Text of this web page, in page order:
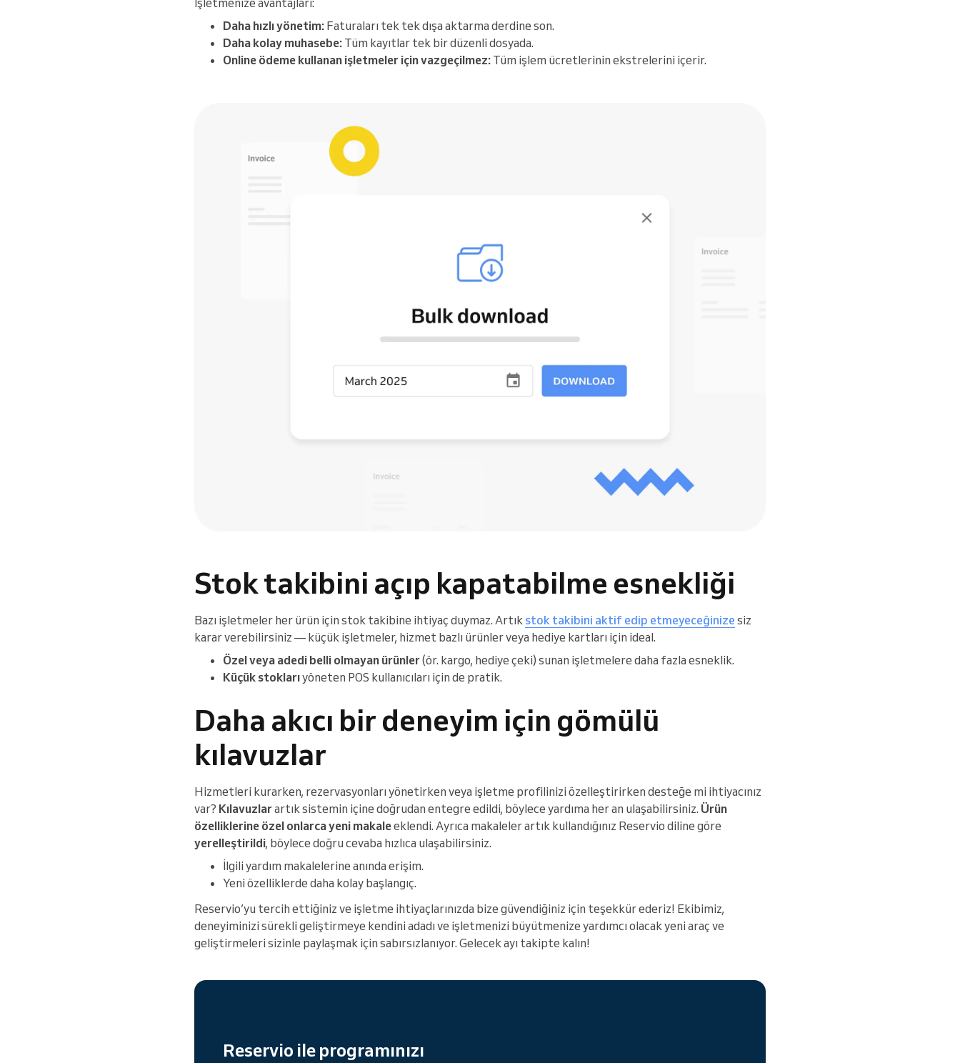
Daha hızlı yönetim: Faturaları tek tek dışa aktarma derdine son.
Daha kolay muhasebe: Tüm kayıtlar tek bir düzenli dosyada.
Online ödeme kullanan işletmeler için vazgeçilmez: Tüm işlem ücretlerinin ekstrelerini içerir.
Stok takibini açıp kapatabilme esnekliği
Bazı işletmeler her ürün için stok takibine ihtiyaç duymaz. Artık stok takibini aktif edip etmeyeceğinize siz
karar verebilirsiniz — küçük işletmeler, hizmet bazlı ürünler veya hediye kartları için ideal.
Özel veya adedi belli olmayan ürünler(ör. kargo, hediye çeki) sunan işletmelere daha fazla esneklik.
Küçük stoklarıyöneten POS kullanıcıları için de pratik.
Daha akıcı bir deneyim için gömülü
kılavuzlar
Hizmetleri kurarken, rezervasyonları yönetirken veya işletme profilinizi özelleştirirken desteğe mi ihtiyacınız
var? Kılavuzlarartık sistemin içine doğrudan entegre edildi, böylece yardıma her an ulaşabilirsiniz. Ürün
özelliklerine özel onlarca yeni makaleeklendi. Ayrıca makaleler artık kullandığınız Reservio diline göre
yerelleştirildi, böylece doğru cevaba hızlıca ulaşabilirsiniz.
İlgili yardım makalelerine anında erişim.
Yeni özelliklerde daha kolay başlangıç.
Reservio’yu tercih ettiğiniz ve işletme ihtiyaçlarınızda bize güvendiğiniz için teşekkür ederiz! Ekibimiz,
deneyiminizi sürekli geliştirmeye kendini adadı ve işletmenizi büyütmenize yardımcı olacak yeni araç ve
geliştirmeleri sizinle paylaşmak için sabırsızlanıyor. Gelecek ayı takipte kalın!
Reservio ile programınızı